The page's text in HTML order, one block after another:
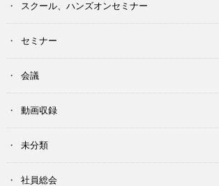
スクール、ハンズオンセミナー
セミナー
会議
動画収録
未分類
社員総会